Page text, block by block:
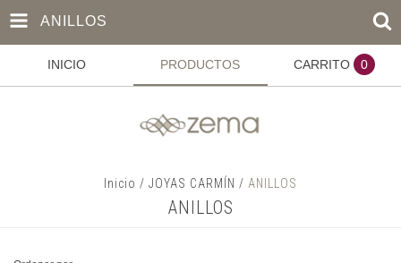
ANILLOS
INICIO PRODUCTOS CARRITO 0
Inicio / JOYAS CARMÍN / ANILLOS
ANILLOS